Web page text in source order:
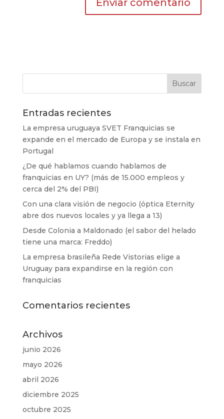
Entradas recientes
La empresa uruguaya SVET Franquicias se
expande en el mercado de Europa y se instala en
Portugal
¿De qué hablamos cuando hablamos de
franquicias en UY? (más de 15.000 empleos y
cerca del 2% del PBI)
Con una clara visión de negocio (óptica Eternity
abre dos nuevos locales y ya llega a 13)
Desde Colonia a Maldonado (el sabor del helado
tiene una marca: Freddo)
La empresa brasileña Rede Vistorias elige a
Uruguay para expandirse en la región con
franquicias
Comentarios recientes
Archivos
junio 2026
mayo 2026
abril 2026
diciembre 2025
octubre 2025